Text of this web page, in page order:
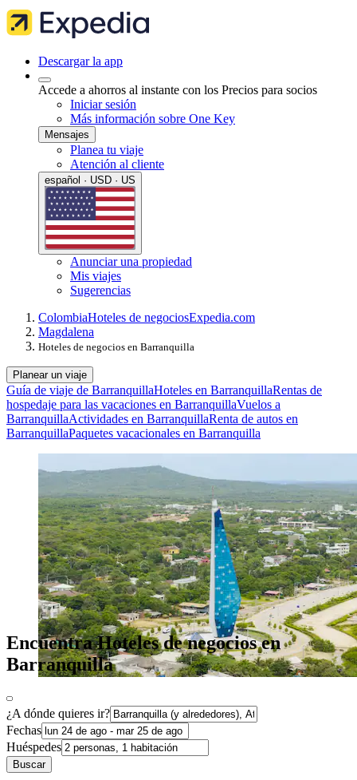
Descargar la app
Accede a ahorros al instante con los Precios para socios
Iniciar sesión
Más información sobre One Key
Mensajes
Planea tu viaje
Atención al cliente
español · USD · US
Anunciar una propiedad
Mis viajes
Sugerencias
ColombiaHoteles de negociosExpedia.com
Magdalena
Hoteles de negocios en Barranquilla
Planear un viaje
Guía de viaje de BarranquillaHoteles en BarranquillaRentas de
hospedaje para las vacaciones en BarranquillaVuelos a
BarranquillaActividades en BarranquillaRenta de autos en
BarranquillaPaquetes vacacionales en Barranquilla
Encuentra Hoteles de negocios en
Barranquilla
¿A dónde quieres ir?
Fechas
Huéspedes
Buscar